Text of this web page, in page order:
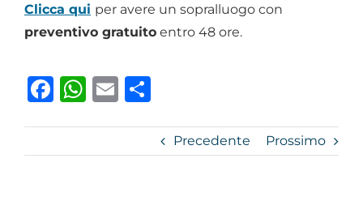
Clicca qui per avere un sopralluogo con
preventivo gratuitoentro 48 ore.
Facebook
WhatsApp
Email
Precedente Prossimo